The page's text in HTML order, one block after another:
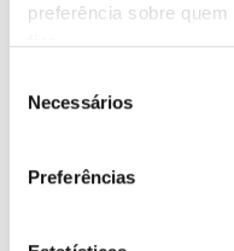
preferência sobre
fins.
Se permitir, gostaríamos
geográfica as
vários metros
Necessários
Preferências
300+ EUR
Todos os Turnos
Manhã
Wi-Fi Gratuito
Diálise HD 140 €